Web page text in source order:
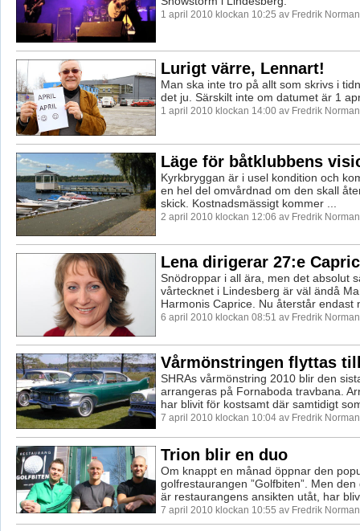
1 april 2010 klockan 10:25 av Fredrik Norman
Lurigt värre, Lennart!
Man ska inte tro på allt som skrivs i
det ju. Särskilt inte om datumet är 1
1 april 2010 klockan 14:00 av Fredrik Norman
Läge för båtklubbens
Kyrkbryggan är i usel kondition och
en hel del omvårdnad om den skall
skick. Kostnadsmässigt kommer ...
2 april 2010 klockan 12:06 av Fredrik Norman
Lena dirigerar 27:e
Snödroppar i all ära, men det absolut
vårtecknet i Lindesberg är väl ändå
Harmonis Caprice. Nu återstår endast
6 april 2010 klockan 08:51 av Fredrik Norman
Vårmönstringen flyttas
SHRAs vårmönstring 2010 blir den
arrangeras på Fornaboda travbana.
har blivit för kostsamt där samtidigt
7 april 2010 klockan 10:04 av Fredrik Norman
Trion blir en duo
Om knappt en månad öppnar den
golfrestaurangen ”Golfbiten”. Men
är restaurangens ansikten utåt, har
7 april 2010 klockan 10:55 av Fredrik Norman